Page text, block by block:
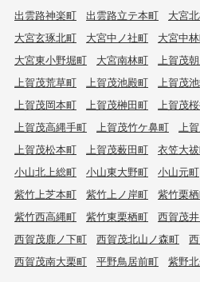
出雲路神楽町 出雲路立テ本町 大宮
大宮玄琢北町
大宮中ノ社町 大宮中
大宮東小野堀町
大宮南林町 上賀茂
上賀茂荒草町
上賀茂池殿町 上賀茂
上賀茂岡本町
上賀茂榊田町 上賀茂
上賀茂高縄手町
上賀茂竹ケ鼻町 上
上賀茂松本町
上賀茂薮田町 衣笠大
小山北上総町
小山東大野町 小山元町
紫竹上芝本町
紫竹上ノ岸町 紫竹栗
紫竹西高縄町
紫竹東栗栖町 西賀茂
西賀茂鹿ノ下町
西賀茂北山ノ森町
西賀茂南大栗町
平野鳥居前町 紫野